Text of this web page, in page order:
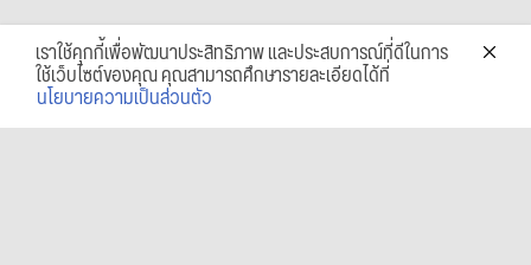
เราใช้คุกกี้เพื่อพัฒนาประสิทธิภาพ และประสบการณ์ที่ดีในการ
ใช้เว็บไซต์ของคุณ คุณสามารถศึกษารายละเอียดได้ที่
นโยบายความเป็นส่วนตัว